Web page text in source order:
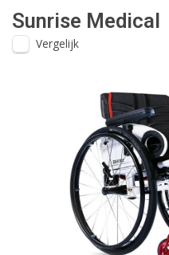
Sunrise Medical
Vergelijk